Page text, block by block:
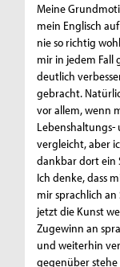
Meine
mein Englisch
nie so richtig
mir in jedem Fall
deutlich
gebracht.
vor allem, wenn
Lebenshaltungs-
vergleicht, aber
dankbar dort ein
Ich denke, dass
mir sprachlich
jetzt die Kunst
Zugewinn an
und weiterhin
gegenüber